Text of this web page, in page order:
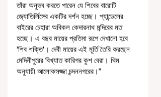
তাঁরা অনুভব করতে পারেন যে শিবের বারোটি
জ্যোতির্লিঙ্গের একটির দর্শন হচ্ছে। প্যান্ডেলের
বাইরের চেহারা অবিকল কেদারনাথ মন্দিরের মত
হচ্ছে। এ বছর মায়ের প্রতিমা রূপে দেখানো হবে
'শিব শক্তি'। দেবী মায়ের এই মূর্তি তৈরি করছেন
মেদিনীপুরের বিখ্যাত কারিগর কুশ বেরা। থিম
অনুযায়ী আলোকসজ্জা চন্দননগরের।”